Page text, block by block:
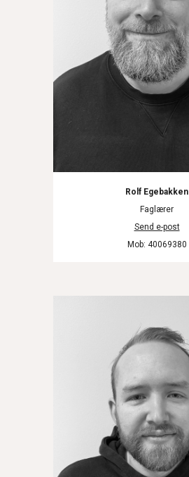
Rolf Egebakken
Faglærer
Send e-post
Mob: 40069380